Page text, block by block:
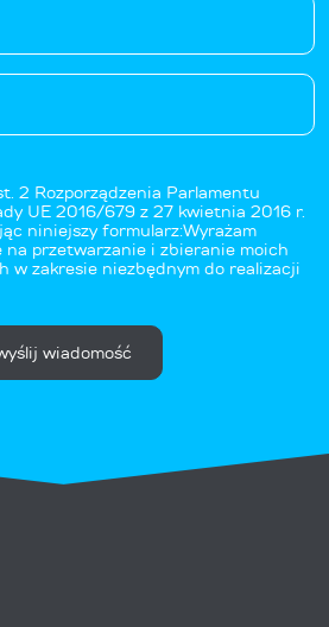
2 Rozporządzenia Parlamentu
UE 2016/679 z 27 kwietnia 2016 r.
niniejszy formularz:Wyrażam
na przetwarzanie i zbieranie moich
w zakresie niezbędnym do realizacji